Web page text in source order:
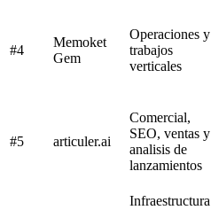
#4
Memoket
Gem
Operaciones y
trabajos
verticales
#5 articuler.ai
Comercial,
SEO, ventas y
analisis de
lanzamientos
Infraestructura